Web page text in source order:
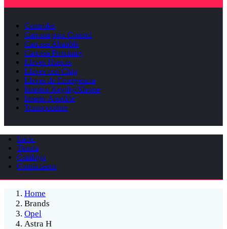
Controles
Carcasa para Control
Carcasa Abatible
Carcasa Proximity
Llaves Huecas
Llaves con Chip
Llaves de Emergencia
Insertos Keydiy/Xhorse
Inserto Abatible
Transponders
Inicio
Tienda
Catálogo
Contáctanos
Home
Brands
Opel
Astra H